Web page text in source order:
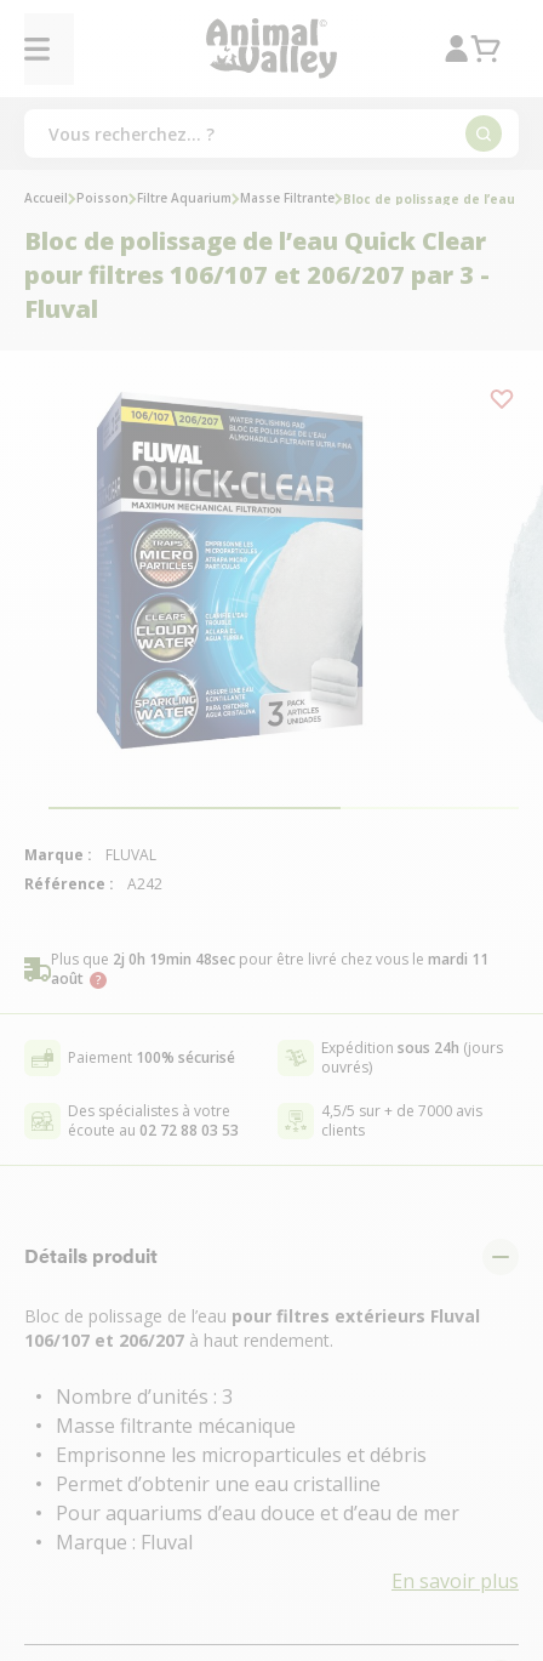
Plus que 2j 0h 19min 47sec pour être livré chez vous le mardi 11
août
Paiement 100% sécurisé Expédition sous 24h (jours
ouvrés)
Des spécialistes à votre
écoute au 02 72 88 03 53
4,5/5 sur + de 7000 avis
clients
Détails produit
Bloc de polissage de l’eau pour filtres extérieurs Fluval
106/107 et 206/207 à haut rendement.
Nombre d’unités : 3
Masse filtrante mécanique
Emprisonne les microparticules et débris
Permet d’obtenir une eau cristalline
Pour aquariums d’eau douce et d’eau de mer
Marque : Fluval
En savoir plus
Accueil Poisson Filtre Aquarium Masse Filtrante Bloc de polissage de l’eau
Bloc de polissage de l’eau Quick Clear
pour filtres 106/107 et 206/207 par 3 -
Fluval
Marque :
FLUVAL
Référence :
A242